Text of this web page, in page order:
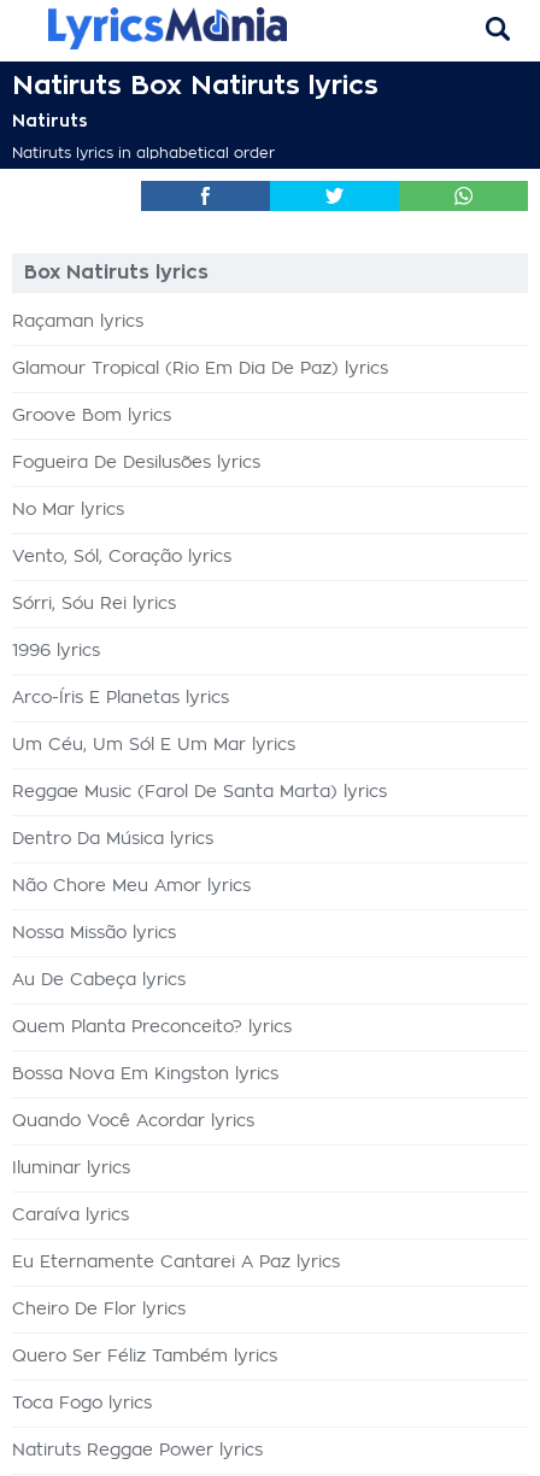
Natiruts Box Natiruts lyrics
Natiruts
Natiruts lyrics in alphabetical order
Box Natiruts lyrics
Raçaman lyrics
Glamour Tropical (Rio Em Dia De Paz) lyrics
Groove Bom lyrics
Fogueira De Desilusões lyrics
No Mar lyrics
Vento, Sól, Coração lyrics
Sórri, Sóu Rei lyrics
1996 lyrics
Arco-Íris E Planetas lyrics
Um Céu, Um Sól E Um Mar lyrics
Reggae Music (Farol De Santa Marta) lyrics
Dentro Da Música lyrics
Não Chore Meu Amor lyrics
Nossa Missão lyrics
Au De Cabeça lyrics
Quem Planta Preconceito? lyrics
Bossa Nova Em Kingston lyrics
Quando Você Acordar lyrics
Iluminar lyrics
Caraíva lyrics
Eu Eternamente Cantarei A Paz lyrics
Cheiro De Flor lyrics
Quero Ser Féliz Também lyrics
Toca Fogo lyrics
Natiruts Reggae Power lyrics